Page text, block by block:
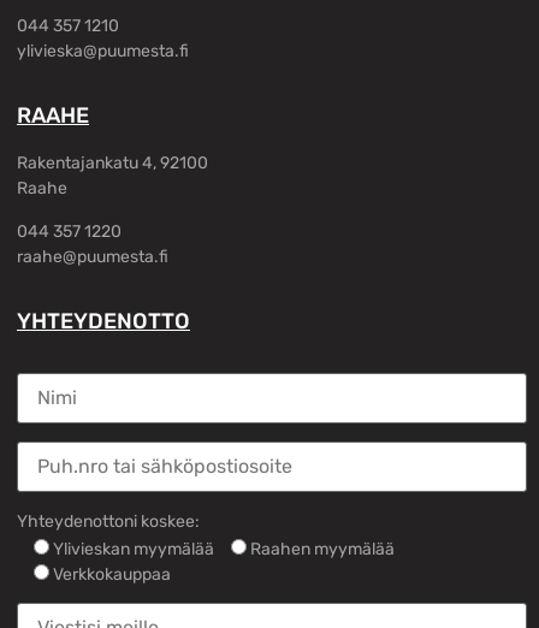
044 357 1210
ylivieska@puumesta.fi
RAAHE
Rakentajankatu 4, 92100
Raahe
044 357 1220
raahe@puumesta.fi
YHTEYDENOTTO
Yhteydenottoni koskee:
Ylivieskan myymälää
Raahen myymälää
Verkkokauppaa